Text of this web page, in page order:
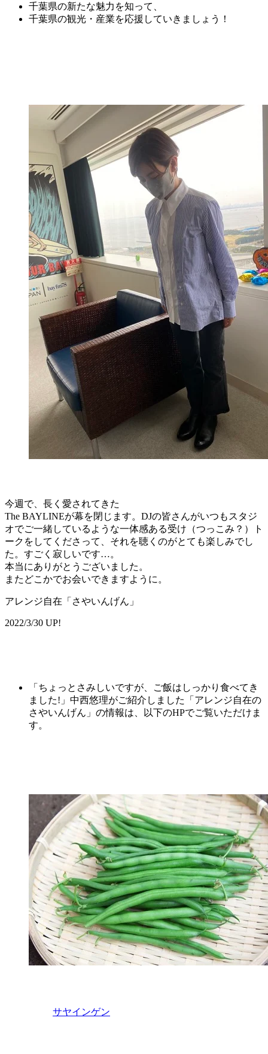
千葉県の新たな魅力を知って、
千葉県の観光・産業を応援していきましょう！
今週で、長く愛されてきた
The BAYLINEが幕を閉じます。DJの皆さんがいつもスタジ
オでご一緒しているような一体感ある受け（つっこみ？）ト
ークをしてくださって、それを聴くのがとても楽しみでし
た。すごく寂しいです…。
本当にありがとうございました。
またどこかでお会いできますように。
アレンジ自在「さやいんげん」
2022/3/30 UP!
「ちょっとさみしいですが、ご飯はしっかり食べてき
ました!」中西悠理がご紹介しました「アレンジ自在の
さやいんげん」の情報は、以下のHPでご覧いただけま
す。
サヤインゲン